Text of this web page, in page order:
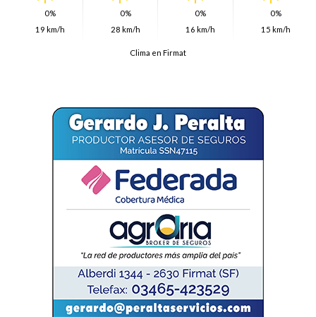
0%
19 km/h
0%
28 km/h
0%
16 km/h
0%
15 km/h
Clima en Firmat